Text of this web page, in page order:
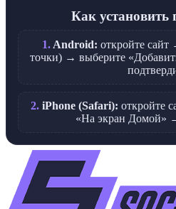
Как установить
Android: откройте
точки) → выберите
iPhone (Safari): откройте
«На экран Домой»